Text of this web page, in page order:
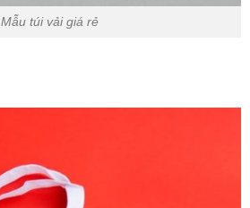
Mẫu túi vải giá rẻ